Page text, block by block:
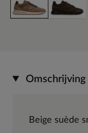
Omschrijving
Beige suède